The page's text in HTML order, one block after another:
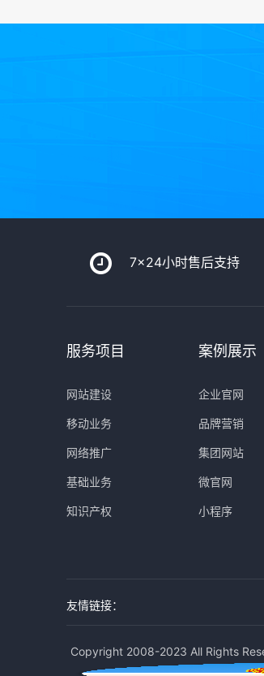
7x24小时售后支持
服务项目
网站建设
移动业务
网络推广
基础业务
知识产权
案例展示
企业官网
品牌营销
集团网站
微官网
小程序
友情链接：
Copyright 2008-2023 All Rights